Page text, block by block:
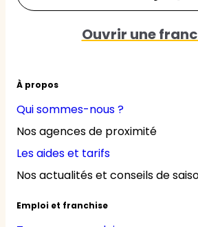
À propos
Qui sommes-nous ?
Nos agences de proximité
Les aides et tarifs
Nos actualités et conseils de
Emploi et franchise
Ouvrir une